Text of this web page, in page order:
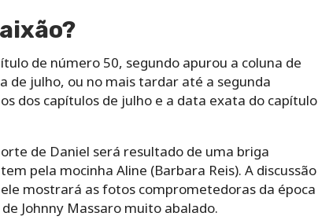
de número 50, segundo apurou a coluna de
de julho, ou no mais tardar até a segunda
dos capítulos de julho e a data exata do capítulo
de Daniel será resultado de uma briga
pela mocinha Aline (Barbara Reis). A discussão
mostrará as fotos comprometedoras da época
Johnny Massaro muito abalado.